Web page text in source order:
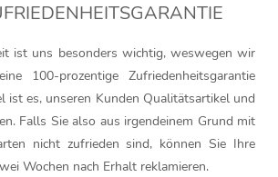
ist uns besonders wichtig, weswegen wir
100-prozentige Zufriedenheitsgarantie
ist es, unseren Kunden Qualitätsartikel und
Falls Sie also aus irgendeinem Grund mit
nicht zufrieden sind, können Sie Ihre
Wochen nach Erhalt reklamieren.